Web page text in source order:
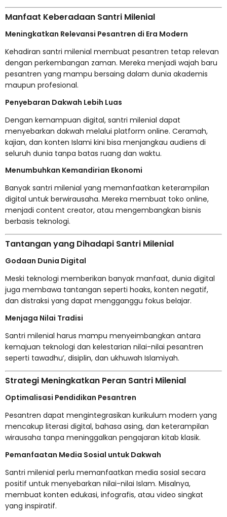
Manfaat Keberadaan Santri Milenial
Meningkatkan Relevansi Pesantren di Era Modern
Kehadiran santri milenial membuat pesantren tetap relevan
dengan perkembangan zaman. Mereka menjadi wajah baru
pesantren yang mampu bersaing dalam dunia akademis
maupun profesional.
Penyebaran Dakwah Lebih Luas
Dengan kemampuan digital, santri milenial dapat
menyebarkan dakwah melalui platform online. Ceramah,
kajian, dan konten Islami kini bisa menjangkau audiens di
seluruh dunia tanpa batas ruang dan waktu.
Menumbuhkan Kemandirian Ekonomi
Banyak santri milenial yang memanfaatkan keterampilan
digital untuk berwirausaha. Mereka membuat toko online,
menjadi content creator, atau mengembangkan bisnis
berbasis teknologi.
Tantangan yang Dihadapi Santri Milenial
Godaan Dunia Digital
Meski teknologi memberikan banyak manfaat, dunia digital
juga membawa tantangan seperti hoaks, konten negatif,
dan distraksi yang dapat mengganggu fokus belajar.
Menjaga Nilai Tradisi
Santri milenial harus mampu menyeimbangkan antara
kemajuan teknologi dan kelestarian nilai-nilai pesantren
seperti tawadhu’, disiplin, dan ukhuwah Islamiyah.
Strategi Meningkatkan Peran Santri Milenial
Optimalisasi Pendidikan Pesantren
Pesantren dapat mengintegrasikan kurikulum modern yang
mencakup literasi digital, bahasa asing, dan keterampilan
wirausaha tanpa meninggalkan pengajaran kitab klasik.
Pemanfaatan Media Sosial untuk Dakwah
Santri milenial perlu memanfaatkan media sosial secara
positif untuk menyebarkan nilai-nilai Islam. Misalnya,
membuat konten edukasi, infografis, atau video singkat
yang inspiratif.